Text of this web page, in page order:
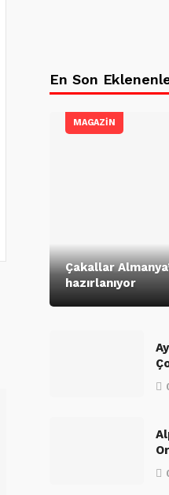
En Son
MAGAZİN
Çakallar
hazırlanıyor